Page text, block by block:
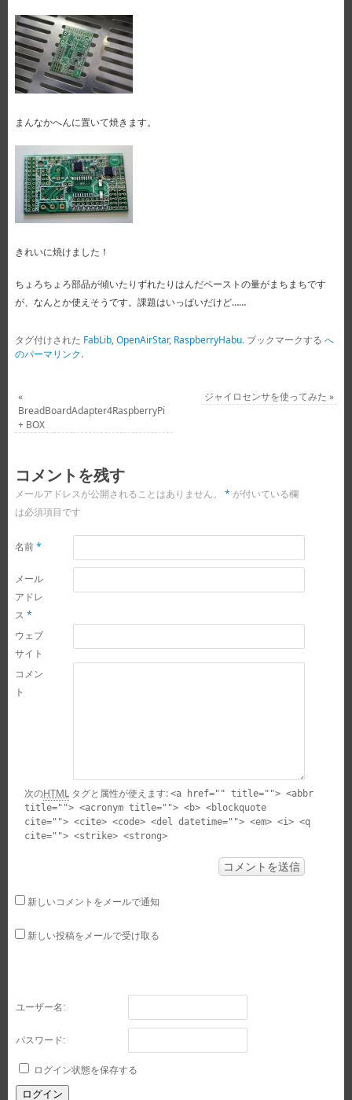
まんなかへんに置いて焼きます。
きれいに焼けました！
ちょろちょろ部品が傾いたりずれたりはんだペーストの量がまちまちです
が、なんとか使えそうです。課題はいっぱいだけど……
タグ付けされた FabLib,OpenAirStar, RaspberryHabu.ブックマークする へ
のパーマリンク.
«
BreadBoardAdapter4RaspberryPi
+ BOX
ジャイロセンサを使ってみた»
コメントを残す
メールアドレスが公開されることはありません。 * が付いている欄
は必須項目です
名前*
メール
アドレ
ス *
ウェブ
サイト
コメン
ト
次のHTMLタグと属性が使えます: <a href="" title=""> <abbr
title=""> <acronym title=""> <b> <blockquote
cite=""> <cite> <code> <del datetime=""> <em> <i> <q
cite=""> <strike> <strong>
新しいコメントをメールで通知
新しい投稿をメールで受け取る
ユーザー名:
パスワード:
ログイン状態を保存する
ログイン